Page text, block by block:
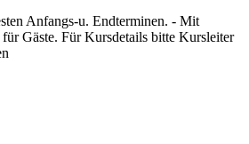
Anfangs-u. Endterminen. - Mit
Gäste. Für Kursdetails bitte Kursleiter